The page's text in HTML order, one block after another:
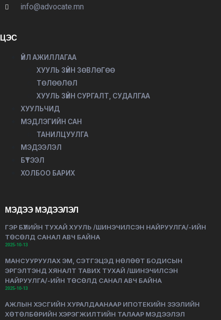
info@advocate.mn
ЦЭС
ҮЙЛ АЖИЛЛАГАА
ХУУЛЬ ЗҮЙН ЗӨВЛӨГӨӨ
ТӨЛӨӨЛӨЛ
ХУУЛЬ ЗҮЙН СУРГАЛТ, СУДАЛГАА
ХУУЛЬЧИД
МЭДЛЭГИЙН САН
ТАНИЛЦУУЛГА
МЭДЭЭЛЭЛ
БҮТЭЭЛ
ХОЛБОО БАРИХ
МЭДЭЭ МЭДЭЭЛЭЛ
ГЭР БҮЛИЙН ТУХАЙ ХУУЛЬ /ШИНЭЧИЛСЭН НАЙРУУЛГА/-ИЙН
ТӨСӨЛД САНАЛ АВЧ БАЙНА
2025-10-13
МАНСУУРУУЛАХ ЭМ, СЭТГЭЦЭД НӨЛӨӨТ БОДИСЫН
ЭРГЭЛТЭНД ХЯНАЛТ ТАВИХ ТУХАЙ /ШИНЭЧИЛСЭН
НАЙРУУЛГА/-ИЙН ТӨСӨЛД САНАЛ АВЧ БАЙНА
2025-10-13
АЖЛЫН ХЭСГИЙН ХУРАЛДААНААР ИПОТЕКИЙН ЗЭЭЛИЙН
ХӨТӨЛБӨРИЙН ХЭРЭГЖИЛТИЙН ТАЛААР МЭДЭЭЛЭЛ